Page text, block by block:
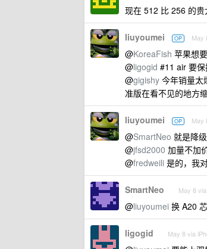
现在 512 比 256 的
liuyoumei OP May
@KoreaFish 苹果想
@ligogid #11 air 要保
@gigishy 今年销量太
准版在看不见的地方
liuyoumei OP May
@SmartNeo 就是降
@jfsd2000 加量不加
@fredweili 是的，我
SmartNeo May 8
@liuyoumei 换 A20
ligogid May 8 via